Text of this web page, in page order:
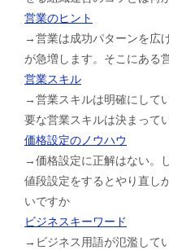
営業のヒント
→営業は成功パターンを広
が急増します。そこにある
営業スキル
→営業スキルは明確にして
要な営業スキルは決まって
価格設定のノウハウ
→価格設定に正解はない。
値段設定をするとやり直し
いですか
ビジネスキーワード
→ビジネス用語が氾濫して